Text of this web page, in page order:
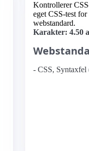
Kontrollerer
eget CSS-test
webstandard.
Karakter: 4.50
- CSS, Syntaxfel